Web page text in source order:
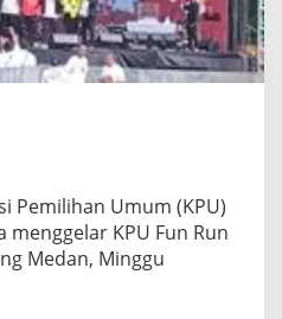
Pemilihan Umum (KPU)
KPU Fun Run
Medan, Minggu